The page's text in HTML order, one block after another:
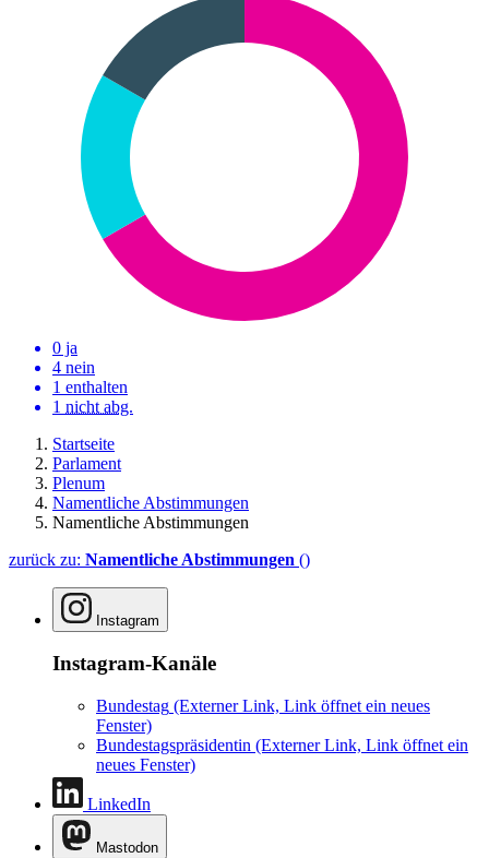
0 ja
4 nein
1 enthalten
1 nicht abg.
Startseite
Parlament
Plenum
Namentliche Abstimmungen
Namentliche Abstimmungen
zurück zu: Namentliche Abstimmungen ()
Instagram
Instagram-Kanäle
Bundestag (Externer Link, Link öffnet ein neues
Fenster)
Bundestagspräsidentin (Externer Link, Link öffnet ein
neues Fenster)
LinkedIn
Mastodon